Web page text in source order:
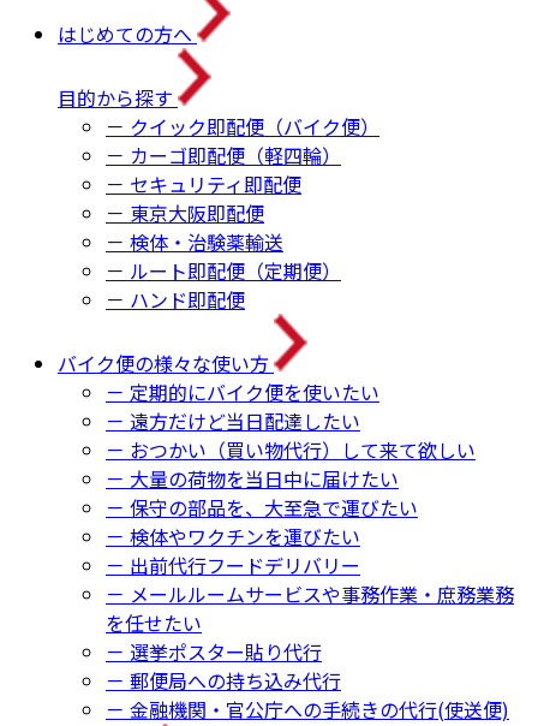
はじめての方へ
目的から探す
－ クイック即配便（バイク便）
－ カーゴ即配便（軽四輪）
－ セキュリティ即配便
－ 東京大阪即配便
－ 検体・治験薬輸送
－ ルート即配便（定期便）
－ ハンド即配便
バイク便の様々な使い方
－ 定期的にバイク便を使いたい
－ 遠方だけど当日配達したい
－ おつかい（買い物代行）して来て欲しい
－ 大量の荷物を当日中に届けたい
－ 保守の部品を、大至急で運びたい
－ 検体やワクチンを運びたい
－ 出前代行フードデリバリー
－ メールルームサービスや事務作業・庶務業務
を任せたい
－ 選挙ポスター貼り代行
－ 郵便局への持ち込み代行
－ 金融機関・官公庁への手続きの代行(使送便)